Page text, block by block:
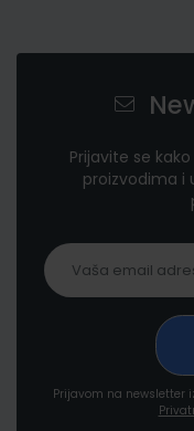
Prijavite se
proizvodima i
Prijavom na newsletter